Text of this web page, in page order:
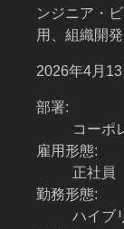
ンジニア・
用、組織開
2026年4月13
部署:
コーポ
雇用形態:
正社員
勤務形態:
ハイブ